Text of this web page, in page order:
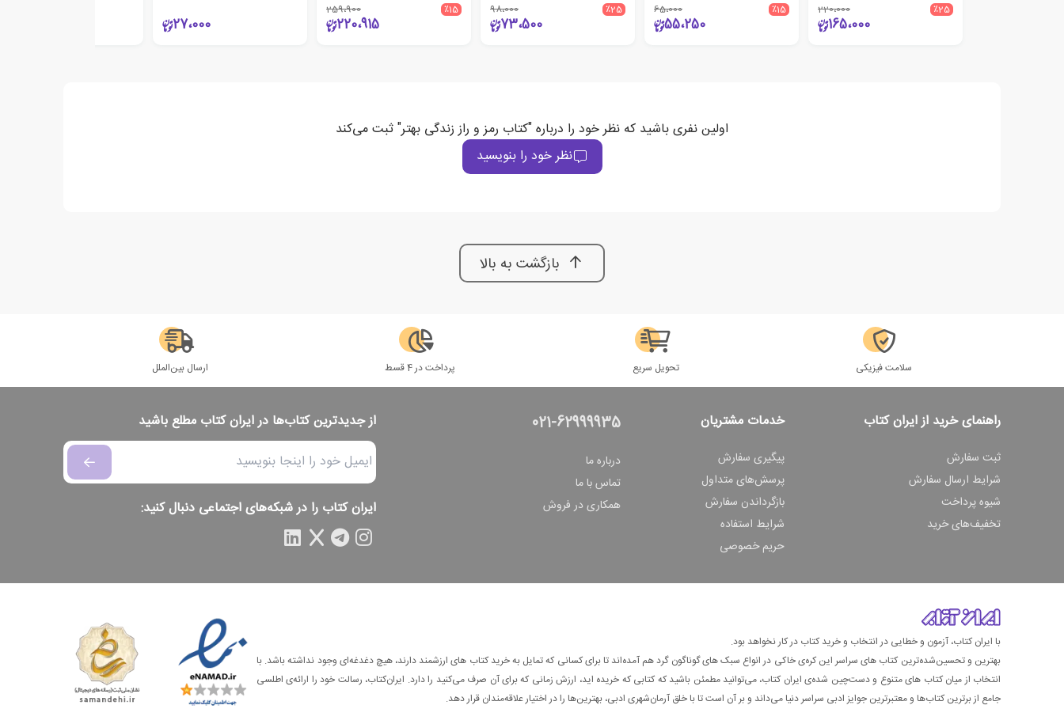
٪25 220،000
165،000
٪15 65،000
55،250
٪25 98،000
73،500
٪15 259،900
220،915 27،000
اولین نفری باشید که نظر خود را درباره "کتاب رمز و راز زندگی بهتر" ثبت می‌کند
نظر خود را بنویسید
بازگشت به بالا
سلامت فیزیکی تحویل سریع پرداخت در 4 قسط ارسال بین‌الملل
راهنمای خرید از ایران کتاب
ثبت سفارش
شرایط ارسال سفارش
شیوه پرداخت
تخفیف‌های خرید
خدمات مشتریان
پیگیری سفارش
پرسش‌های متداول
بازگرداندن سفارش
شرایط استفاده
حریم خصوصی
021-62999935
درباره ما
تماس با ما
همکاری در فروش
از جدیدترین کتاب‌ها در ایران کتاب مطلع باشید
ایران کتاب را در شبکه‌های اجتماعی دنبال کنید:
با ایران کتاب، آزمون و خطایی در انتخاب و خرید کتاب در کار نخواهد بود.
بهترین و تحسین‌شده‌ترین کتاب‌ های سراسر این کره‌ی خاکی در انواع سبک های گوناگون گرد هم آمده‌اند تا برای کسانی که تمایل به خرید کتاب های ارزشمند دارند، هیچ دغدغه‌ای وجود نداشته باشد. با
انتخاب از میان کتاب های متنوع و دست‌چین شده‌ی ایران کتاب، می‌توانید مطمئن باشید که کتابی که خریده اید، ارزش زمانی که برای آن صرف می‌کنید را دارد. ایران‌کتاب، رسالت خود را ارائه‌ی اطلسی
جامع از برترین کتاب‌ها و معتبرترین جوایز ادبی سراسر دنیا می‌داند و بر آن است تا با خلق آرمان‌شهری ادبی، بهترین‌ها را در اختیار علاقه‌مندان قرار دهد.